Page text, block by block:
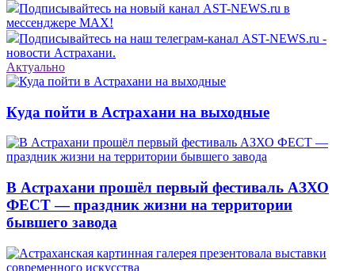
Подписывайтесь на новый канал AST-NEWS.ru в
мессенджере MAX!
Подписывайтесь на наш телеграм-канал AST-NEWS.ru -
новости Астрахани.
Актуально
Куда пойти в Астрахани на выходные
В Астрахани прошёл первый фестиваль АЗХО
ФЕСТ — праздник жизни на территории
бывшего завода